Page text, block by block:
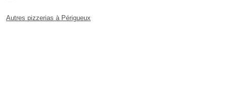
Autres pizzerias à Périgueux